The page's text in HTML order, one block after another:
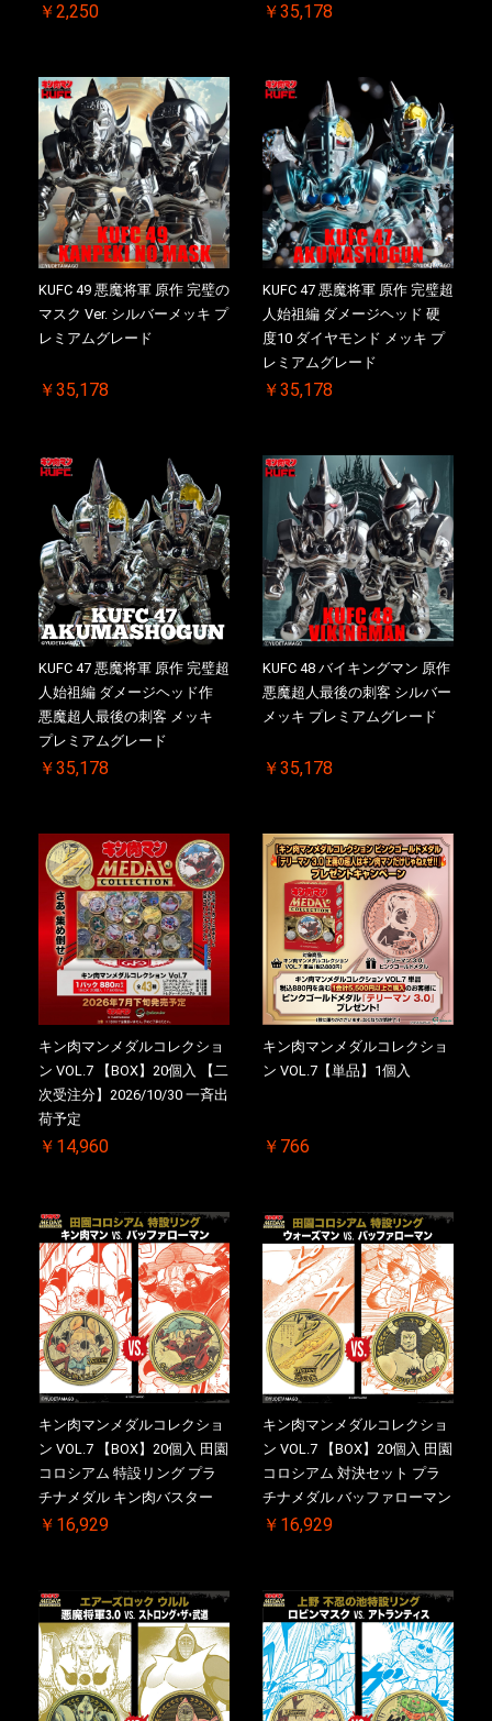
￥2,250 ￥35,178
KUFC 49 悪魔将軍 原作 完璧の
マスク Ver. シルバーメッキ プ
レミアムグレード
￥35,178
KUFC 47 悪魔将軍 原作 完璧超
人始祖編 ダメージヘッド 硬
度10 ダイヤモンド メッキ プ
レミアムグレード
￥35,178
KUFC 47 悪魔将軍 原作 完璧超
人始祖編 ダメージヘッド作
悪魔超人最後の刺客 メッキ
プレミアムグレード
￥35,178
KUFC 48 バイキングマン 原作
悪魔超人最後の刺客 シルバー
メッキ プレミアムグレード
￥35,178
キン肉マンメダルコレクショ
ン VOL.7 【BOX】20個入 【二
次受注分】2026/10/30 一斉出
荷予定
￥14,960
キン肉マンメダルコレクショ
ン VOL.7【単品】1個入
￥766
キン肉マンメダルコレクショ
ン VOL.7 【BOX】20個入 田園
コロシアム 特設リング プラ
チナメダル キン肉バスター
VS. キン肉バスターやぶり ケ
【二次受注分】2026/10/30 一
斉出荷予定
￥16,929
キン肉マンメダルコレクショ
ン VOL.7 【BOX】20個入 田園
コロシアム 対決セット プラ
チナメダル バッファローマン
2.0 顎髭 Ver. VS. 光の矢 ケー
【二次受注分】2026/10/30 一
斉出荷予定
￥16,929